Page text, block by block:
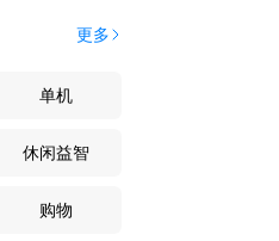
更多
单机
休闲益智
购物